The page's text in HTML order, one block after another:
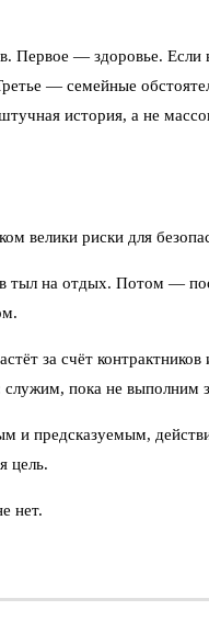
— здоровье. Если
— семейные
история, а не
риски для
тыл на отдых. Потом —
за счёт
пока не выполним
предсказуемым,
цель.
нет.